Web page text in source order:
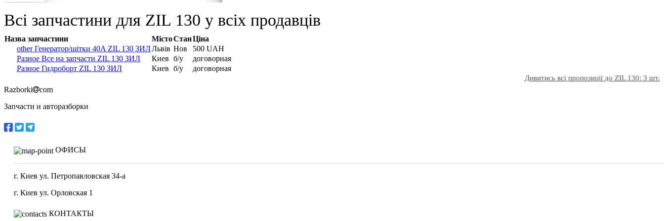
Всі запчастини для ZIL 130 у всіх продавців
Назва запчастини МістоСтанЦіна
other Генератор/щітки 40A ZIL 130 ЗИЛЛьвів Нов
500 UAH
Разное Все на запчасти ZIL 130 ЗИЛ
Киев б/у
договорная
Разное Гидроборт ZIL 130 ЗИЛ
Киев б/у договорная
Дивитись всі пропозиції до ZIL 130: 3 шт.
Razborki
com
Запчасти и авторазборки
ОФИСЫ
г. Киев ул. Петропавловская 34-а
г. Киев ул. Орловская 1
КОНТАКТЫ